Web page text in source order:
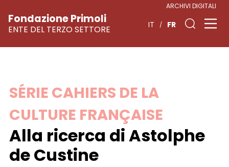
Skip
content
Fondazione Primoli
ENTE DEL TERZO SETTORE
ARCHIVI DIGITALI
IT FR
SÉRIE CAHIERS DE LA
CULTURE FRANÇAISE
Alla ricerca di Astolphe
de Custine